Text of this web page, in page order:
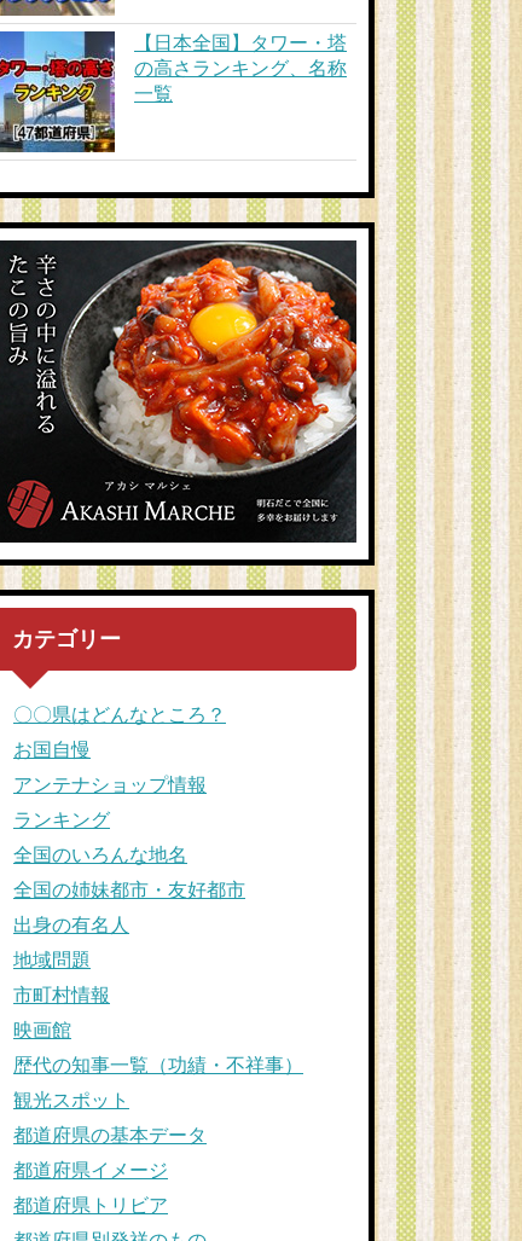
【日本全国】タワー・塔
の高さランキング、名称
一覧
カテゴリー
〇〇県はどんなところ？
お国自慢
アンテナショップ情報
ランキング
全国のいろんな地名
全国の姉妹都市・友好都市
出身の有名人
地域問題
市町村情報
映画館
歴代の知事一覧（功績・不祥事）
観光スポット
都道府県の基本データ
都道府県イメージ
都道府県トリビア